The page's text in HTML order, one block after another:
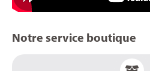
Notre service boutique